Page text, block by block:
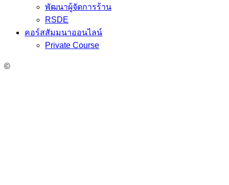
พัฒนาผู้จัดการร้าน
RSDE
คอร์สสัมมนาออนไลน์
Private Course
©